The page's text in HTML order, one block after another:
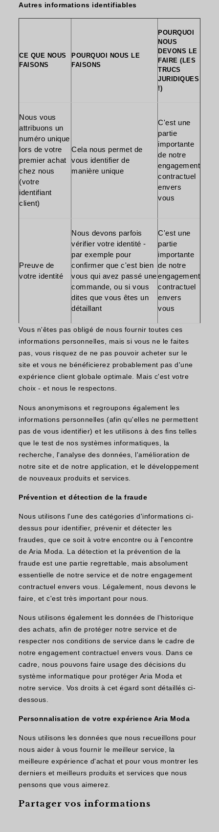
Autres informations identifiables
CE QUE NOUS
FAISONS
POURQUOI NOUS LE
FAISONS
POURQUOI
NOUS
DEVONS LE
FAIRE (LES
TRUCS
JURIDIQUES
!)
Nous vous
attribuons un
numéro unique
lors de votre
premier achat
chez nous
(votre
identifiant
client)
Cela nous permet de
vous identifier de
manière unique
C'est une
partie
importante
de notre
engagement
contractuel
envers
vous
Preuve de
votre identité
Nous devons parfois
vérifier votre identité -
par exemple pour
confirmer que c'est bien
vous qui avez passé une
commande, ou si vous
dites que vous êtes un
détaillant
C'est une
partie
importante
de notre
engagement
contractuel
envers
vous
Vous n'êtes pas obligé de nous fournir toutes ces
informations personnelles, mais si vous ne le faites
pas, vous risquez de ne pas pouvoir acheter sur le
site et vous ne bénéficierez probablement pas d'une
expérience client globale optimale. Mais c'est votre
choix - et nous le respectons.
Nous anonymisons et regroupons également les
informations personnelles (afin qu'elles ne permettent
pas de vous identifier) et les utilisons à des fins telles
que le test de nos systèmes informatiques, la
recherche, l'analyse des données, l'amélioration de
notre site et de notre application, et le développement
de nouveaux produits et services.
Prévention et détection de la fraude
Nous utilisons l'une des catégories d'informations ci-
dessus pour identifier, prévenir et détecter les
fraudes, que ce soit à votre encontre ou à l'encontre
de Aria Moda. La détection et la prévention de la
fraude est une partie regrettable, mais absolument
essentielle de notre service et de notre engagement
contractuel envers vous. Légalement, nous devons le
faire, et c'est très important pour nous.
Nous utilisons également les données de l'historique
des achats, afin de protéger notre service et de
respecter nos conditions de service dans le cadre de
notre engagement contractuel envers vous. Dans ce
cadre, nous pouvons faire usage des décisions du
système informatique pour protéger Aria Moda et
notre service. Vos droits à cet égard sont détaillés ci-
dessous.
Personnalisation de votre expérience Aria Moda
Nous utilisons les données que nous recueillons pour
nous aider à vous fournir le meilleur service, la
meilleure expérience d'achat et pour vous montrer les
derniers et meilleurs produits et services que nous
pensons que vous aimerez.
Partager vos informations